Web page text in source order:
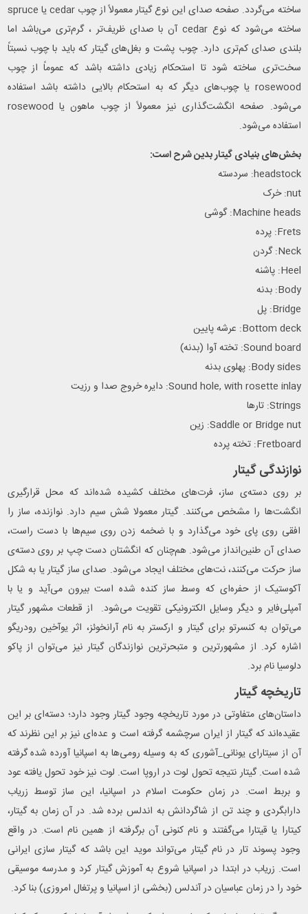
ساخته می‌گردد. صفحه صدای این نوع گیتار معمولاً از چوب cedar یا spruce
ساخته می‌شود که نوع cedar آن با صدای ظریف‌تر ، گرم‌تری می‌باشد اما
بلندی صدای کم‌تری دارد. چوب پشت و بغل‌های گیتار که باید با چوب نسبتاً
سخت‌تری ساخته شود تا استحکام زیادی داشته باشد که عموماً از چوب
rosewood یا چوب‌های دیگر که به استحکام بالایی داشته باشد استفاده
می‌شود. صفحه انگشت‌گذاری نیز معمولاً از چوب ماهون یا rosewood
استفاده می‌شود.
بخش‌های بنیادی گیتار بدین شرح است:
headstock: سردسته
nut: خرک
Machine heads: گوشی
Frets: پرده
Neck: گردن
Heel: پاشنه
Body: بدنه
Bridge: پل
Bottom deck: عرشه پایین
Sound board: تخته آوا (بدنه)
Body sides: پهلوی بدنه
Sound hole, with rosette inlay: دایره خروج صدا و رزیت
Strings: تارها
Saddle or Bridge nut: زین
Fretboard: تخته پرده
نوازندگی گیتار
بر روی دسته‌ی ساز، فرت‌های مختلف کشیده شده‌اند که محل قرارگیری
انگشت‌ها را مشخص می‌کنند. گیتار معمولا شش سیم دارد. نوازنده، ساز را
افقی روی پای خود می‌گذارد و با ضخمه زدن روی سیم‌ها با دست راست،
صدای آن طنین‌انداز می‌شود. هم‌چنان که انگشتان دست چپ بر روی دسته‌ی
ساز حرکت می‌کنند، نت‌های مختلف ایجاد می‌شود. صدای ساز گیتار یا به شکل
آکوستیک از حفره‌ای که وسط ساز کنده شده است بیرون می‌آید و یا با
آمپلی‌فایر و دیگر وسایل الکترونیکی تقویت می‌شود. از قطعات مشهور گیتار
می‌توان به کنسرتو برای گیتار و ارکستر به نام آرانخوئز، اثر یوآخین رودریگو
اشاره کرد. از مشهورترین و متبحرترین نوازندگان گیتار نیز می‌توان از پاکو
دلوسیا نام برد.
تاریخچه گیتار
داستان‌های متفاوتی در مورد تاریخچه وجود گیتار وجود دارد؛ دسته‌ای بر این
عقیده‌اند که گیتار از ایران سرچشمه گرفته‌ است و عده‌ای نیز بر این نظرند که
آن از سیتارای یونانی_آشوری که به وسیله رومی‌ها به اسپانیا آورده شده گرفته
شده‌ است. گیتار نتیجه تحول لوت در اروپا است. لوت نیز خود تحول یافته عود
و بربط است. در زمان حکومت اسلام در اسپانیا، این ساز توسط زریاب
دارابگردی و چند تن از شاگردانش به اندلس برده شد. در آن زمان به گیتار،
کیتارا یا قیتارا می‌گفتند و نام کنونی آن برگرفته از همین نام است. در واقع
وجود پسوند تار در نام گیتار می‌تواند موید این باشد که گیتار سازی ایرانی
است. زریاب در ابتدا در اسپانیا شروع به آموزش گیتار کرد و مدرسه موسیقی
خود را در زمان عباسیان در آندلس (بخشی از اسپانیا و پرتغال امروزی) بنا کرد.